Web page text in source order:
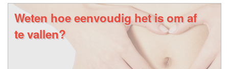
Weten hoe eenvoudig het is om af
te vallen?